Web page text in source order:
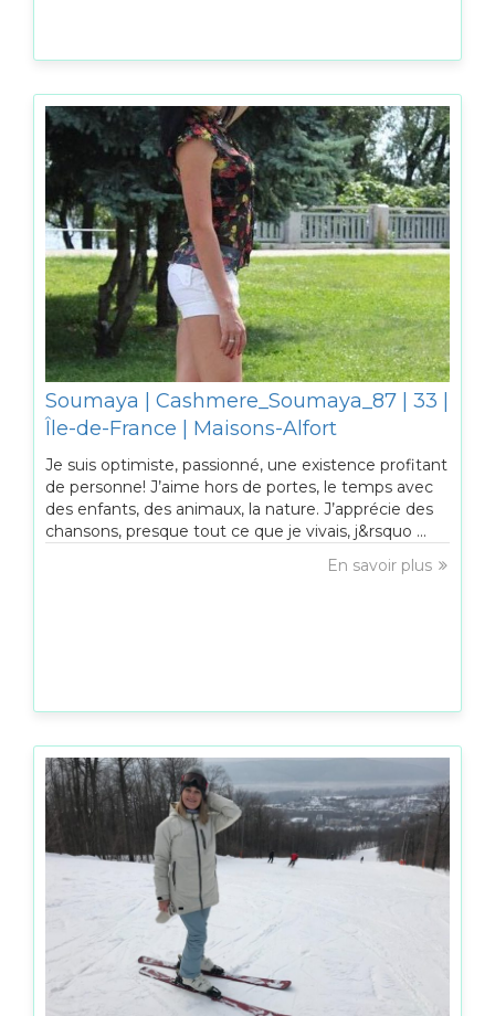
Soumaya | Cashmere_Soumaya_87 | 33 |
Île-de-France | Maisons-Alfort
Je suis optimiste, passionné, une existence profitant
de personne! J’aime hors de portes, le temps avec
des enfants, des animaux, la nature. J’apprécie des
chansons, presque tout ce que je vivais, j&rsquo ...
En savoir plus